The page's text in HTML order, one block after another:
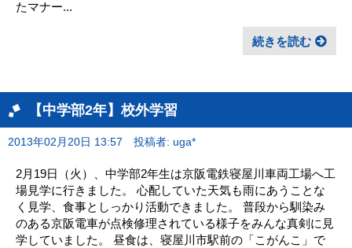
たマナー...
続きを読む
【中学部2年】校外学習
2013年02月20日 13:57 投稿者: uga*
2月19日（火）、中学部2年生は京阪電鉄寝屋川車両工場へ工
場見学に行きました。 心配していた天気も雨にあうことな
く見学、食事としっかり活動できました。 普段から馴染み
のある京阪電車が点検修理されている様子をみんな真剣に見
学していました。 昼食は、寝屋川市駅前の「こがんこ」で